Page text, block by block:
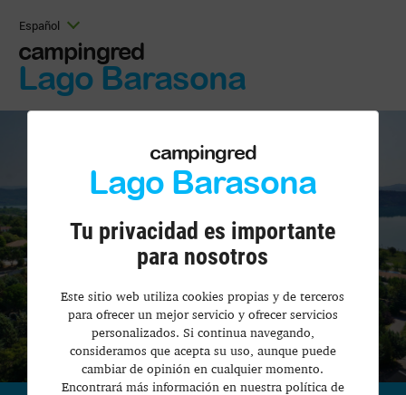
Español
campingred
Lago Barasona
campingred
Lago Barasona
Tu privacidad es importante
para nosotros
Este sitio web utiliza cookies propias y de terceros
para ofrecer un mejor servicio y ofrecer servicios
personalizados. Si continua navegando,
consideramos que acepta su uso, aunque puede
cambiar de opinión en cualquier momento.
Encontrará más información en nuestra política de